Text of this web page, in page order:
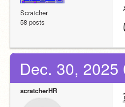
Scratcher
58 posts
Dec. 30, 2025
scratcherHR